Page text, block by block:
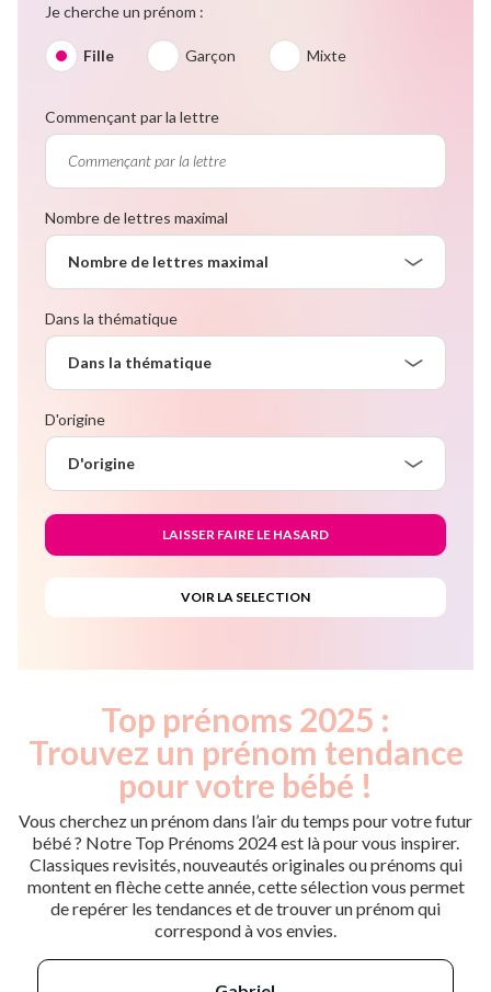
Je cherche un prénom :
Fille Garçon Mixte
Commençant par la lettre
Nombre de lettres maximal
Nombre de lettres maximal
Dans la thématique
Dans la thématique
D'origine
D'origine
Top prénoms 2025 :
Trouvez un prénom tendance
pour votre bébé !
Vous cherchez un prénom dans l’air du temps pour votre futur
bébé ? Notre Top Prénoms 2024 est là pour vous inspirer.
Classiques revisités, nouveautés originales ou prénoms qui
montent en flèche cette année, cette sélection vous permet
de repérer les tendances et de trouver un prénom qui
correspond à vos envies.